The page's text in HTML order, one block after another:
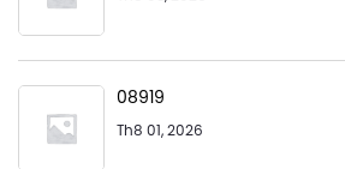
08919
Th8 01, 2026